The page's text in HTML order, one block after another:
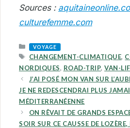
Sources :
culturefemme.com
CATEGORIES
VOYAGE
TAGS
CHANGEMENT-CLIMATIQUE,
NORDIQUES, ROAD-TRIP, VAN-
J’AI POSÉ MON VAN SUR
JE NE REDESCENDRAI PLUS
MÉDITERRANÉENNE
ON RÊVAIT DE GRANDS
SOIR SUR CE CAUSSE DE